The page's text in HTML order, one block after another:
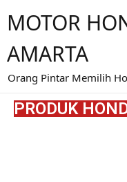
MOTOR
AMARTA
Orang Pintar Memilih
PRODUK